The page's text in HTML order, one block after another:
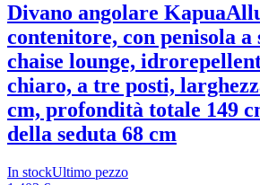
Divano angolare Kapua
contenitore, con penisola a
chaise lounge,
chiaro, a tre posti,
cm, profondità totale 149
della seduta 68 cm
In stockUltimo pezzo